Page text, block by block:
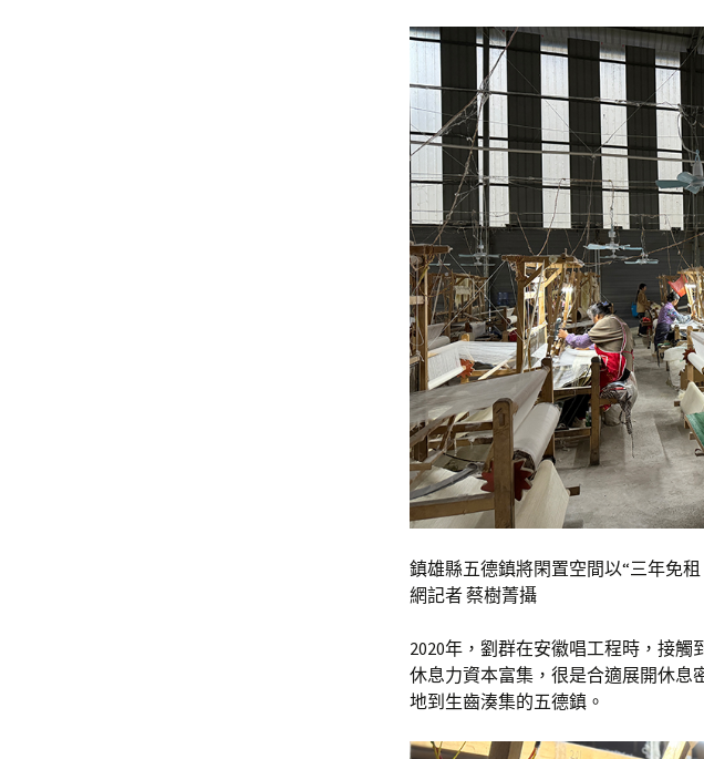
鎮雄縣五德鎮將閑置空間以“三年免
網記者 蔡樹菁攝
2020年，劉群在安徽唱工程時，接
休息力資本富集，很是合適展開休息
地到生齒湊集的五德鎮。